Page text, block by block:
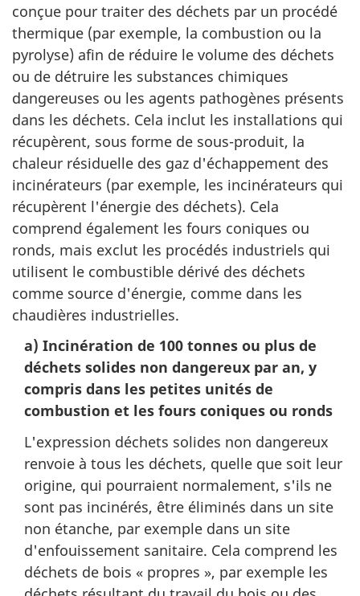
conçue pour traiter des déchets par un procédé
thermique (par exemple, la combustion ou la
pyrolyse) afin de réduire le volume des déchets
ou de détruire les substances chimiques
dangereuses ou les agents pathogènes présents
dans les déchets. Cela inclut les installations qui
récupèrent, sous forme de sous-produit, la
chaleur résiduelle des gaz d'échappement des
incinérateurs (par exemple, les incinérateurs qui
récupèrent l'énergie des déchets). Cela
comprend également les fours coniques ou
ronds, mais exclut les procédés industriels qui
utilisent le combustible dérivé des déchets
comme source d'énergie, comme dans les
chaudières industrielles.
a) Incinération de 100 tonnes ou plus de
déchets solides non dangereux par an, y
compris dans les petites unités de
combustion et les fours coniques ou ronds
L'expression déchets solides non dangereux
renvoie à tous les déchets, quelle que soit leur
origine, qui pourraient normalement, s'ils ne
sont pas incinérés, être éliminés dans un site
non étanche, par exemple dans un site
d'enfouissement sanitaire. Cela comprend les
déchets de bois « propres », par exemple les